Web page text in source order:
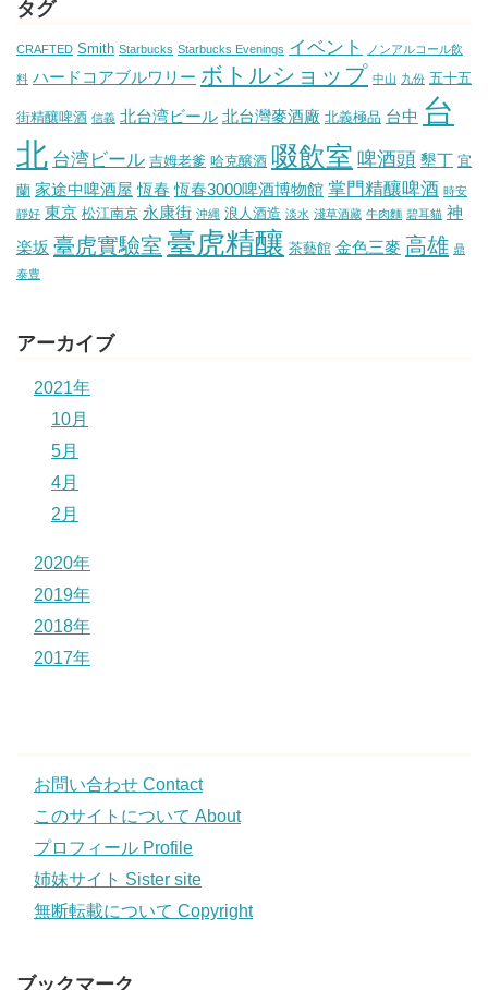
タグ
CRAFTED Smith Starbucks Starbucks Evenings イベント ノンアルコール飲
料 ハードコアブルワリー ボトルショップ 中山 九份 五十五
街精釀啤酒 信義 北台湾ビール 北台灣麥酒廠 北義極品 台中 台
北 台湾ビール 吉姆老爹 哈克醸酒 啜飲室 啤酒頭 墾丁 宜
蘭 家途中啤酒屋 恆春 恆春3000啤酒博物館 掌門精釀啤酒 時安
靜好 東京 松江南京 永康街 沖縄 浪人酒造 淡水 淺草酒藏 牛肉麵 碧耳貓 神
楽坂 臺虎實驗室 臺虎精釀 茶藝館 金色三麥 高雄 鼎
泰豊
アーカイブ
2021年
10月
5月
4月
2月
2020年
2019年
2018年
2017年
お問い合わせ Contact
このサイトについて About
プロフィール Profile
姉妹サイト Sister site
無断転載について Copyright
ブックマーク